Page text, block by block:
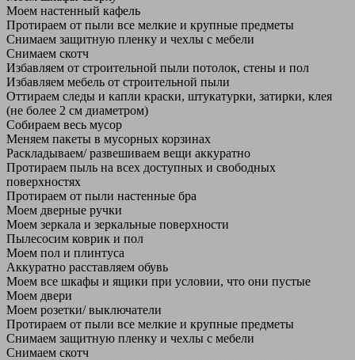
Моем настенный кафель
Протираем от пыли все мелкие и крупные предметы
Снимаем защитную пленку и чехлы с мебели
Снимаем скотч
Избавляем от строительной пыли потолок, стены и пол
Избавляем мебель от строительной пыли
Оттираем следы и капли краски, штукатурки, затирки, клея
(не более 2 см диаметром)
Собираем весь мусор
Меняем пакеты в мусорных корзинах
Раскладываем/ развешиваем вещи аккуратно
Протираем пыль на всех доступных и свободных
поверхностях
Протираем от пыли настенные бра
Моем дверные ручки
Моем зеркала и зеркальные поверхности
Пылесосим коврик и пол
Моем пол и плинтуса
Аккуратно расставляем обувь
Моем все шкафы и ящики при условии, что они пустые
Моем двери
Моем розетки/ выключатели
Протираем от пыли все мелкие и крупные предметы
Снимаем защитную пленку и чехлы с мебели
Снимаем скотч